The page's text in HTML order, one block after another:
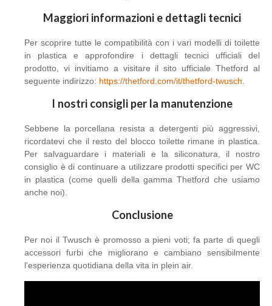
Maggiori informazioni e dettagli tecnici
Per scoprire tutte le compatibilità con i vari modelli di toilette
in plastica e approfondire i dettagli tecnici ufficiali del
prodotto, vi invitiamo a visitare il sito ufficiale Thetford al
seguente indirizzo: https://thetford.com/it/thetford-twusch
I nostri consigli per la manutenzione
Sebbene la porcellana resista a detergenti più aggressivi,
ricordatevi che il resto del blocco toilette rimane in plastica.
Per salvaguardare i materiali e la siliconatura, il nostro
consiglio è di continuare a utilizzare prodotti specifici per WC
in plastica (come quelli della gamma Thetford che usiamo
anche noi).
Conclusione
Per noi il Twusch è promosso a pieni voti; fa parte di quegli
accessori furbi che migliorano e cambiano sensibilmente
l'esperienza quotidiana della vita in plein air.